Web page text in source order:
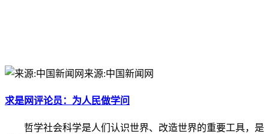
来源:中国新闻网
求是网评论员：为人民做学问
哲学社会科学是人们认识世界、改造世界的重要工具，是